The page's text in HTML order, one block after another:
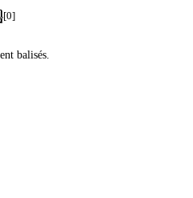
[0]
balisés.